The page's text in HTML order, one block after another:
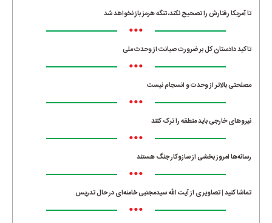
تا آمریکا رفتارش را تصحیح نکند، تنگه هرمز باز نخواهد شد
•••
تاکید دادستان کل بر ضرورت صیانت از وحدت ملی
•••
مصلحتی بالاتر از وحدت و انسجام نیست
•••
نیروهای خارجی باید منطقه را ترک کنند
•••
رسانه‌ها امروز بخشی از سازوکار جنگ هستند
•••
تماشا کنید | تصاویری از آیت الله سیدمجتبی خامنه‌ای در حال تدریس
•••